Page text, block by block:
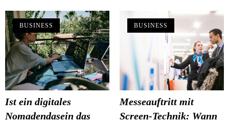
BUSINESS
Ist ein digitales
Nomadendasein das
BUSINESS
Messeauftritt mit
Screen-Technik: Wann